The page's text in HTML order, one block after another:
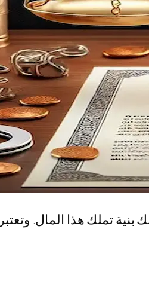
بنية تملك هذا المال.